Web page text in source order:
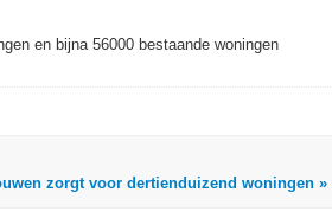
en bijna 56000 bestaande woningen
zorgt voor dertienduizend woningen »